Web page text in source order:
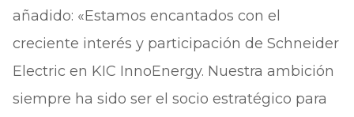
añadido: «Estamos encantados con el
creciente interés y participación de Schneider
Electric en KIC InnoEnergy. Nuestra ambición
siempre ha sido ser el socio estratégico para